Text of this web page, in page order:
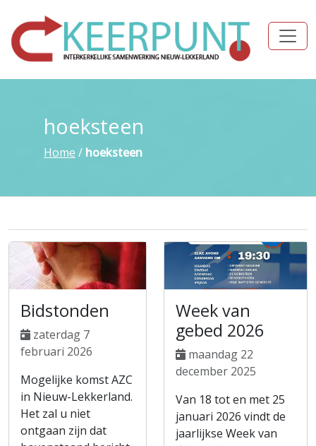
hoeksteen
Home / hoeksteen
Bidstonden
zaterdag 7
februari 2026
Mogelijke komst AZC
in Nieuw-Lekkerland.
Het zal u niet
ontgaan zijn dat
Week van
gebed 2026
maandag 22
december 2025
Van 18 tot en met 25
januari 2026 vindt de
jaarlijkse Week van